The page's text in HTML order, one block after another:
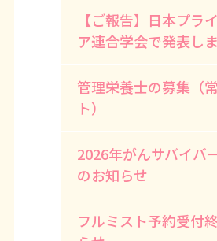
【ご報告】日本プラ
ア連合学会で発表し
管理栄養士の募集（
ト）
2026年がんサバイバ
のお知らせ
フルミスト予約受付